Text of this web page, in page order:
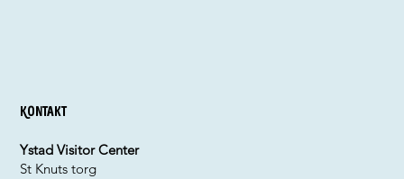
Kontakt
Ystad Visitor Center
St Knuts torg